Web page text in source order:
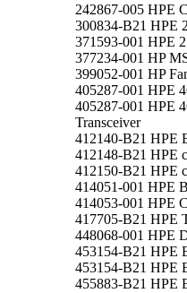
242867-005 HPE
300834-B21 HPE
371593-001 HPE
377234-001 HP
399052-001 HP
405287-001 HPE
405287-001 HPE
Transceiver
412140-B21 HPE
412148-B21 HPE
412150-B21 HPE
414051-001 HPE
414053-001 HPE
417705-B21 HPE
448068-001 HPE
453154-B21 HPE
453154-B21 HPE
455883-B21 HPE